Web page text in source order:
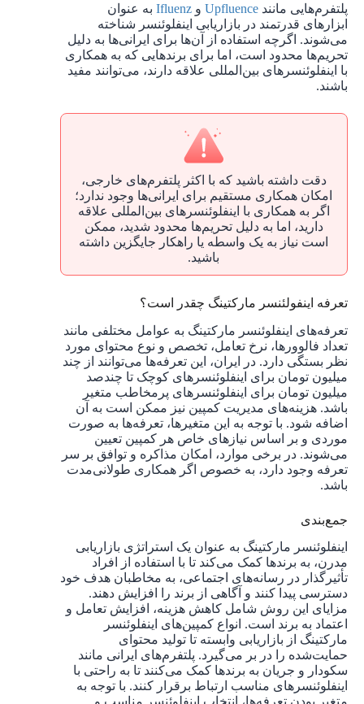
پلتفرم‌هایی مانند Upfluence و Ifluenz به عنوان
ابزارهای قدرتمند در بازاریابی اینفلوئنسر شناخته
می‌شوند. اگرچه استفاده از آن‌ها برای ایرانی‌ها به دلیل
تحریم‌ها محدود است، اما برای برندهایی که به همکاری
با اینفلوئنسرهای بین‌المللی علاقه دارند، می‌توانند مفید
باشند.
دقت داشته باشید که با اکثر پلتفرم‌های خارجی،
امکان همکاری مستقیم برای ایرانی‌ها وجود ندارد؛
اگر به همکاری با اینفلوئنسرهای بین‌المللی علاقه
دارید، اما به دلیل تحریم‌ها محدود شدید، ممکن
است نیاز به یک واسطه یا راهکار جایگزین داشته
باشید.
تعرفه اینفولئنسر مارکتینگ چقدر است؟
تعرفه‌های اینفلوئنسر مارکتینگ به عوامل مختلفی مانند
تعداد فالوورها، نرخ تعامل، تخصص و نوع محتوای مورد
نظر بستگی دارد. در ایران، این تعرفه‌ها می‌توانند از چند
میلیون تومان برای اینفلوئنسرهای کوچک تا چندصد
میلیون تومان برای اینفلوئنسرهای پرمخاطب متغیر
باشد. هزینه‌های مدیریت کمپین نیز ممکن است به آن
اضافه شود. با توجه به این متغیرها، تعرفه‌ها به صورت
موردی و بر اساس نیازهای خاص هر کمپین تعیین
می‌شوند. در برخی موارد، امکان مذاکره و توافق بر سر
تعرفه وجود دارد، به خصوص اگر همکاری طولانی‌مدت
باشد.
جمع‌بندی
اینفلوئنسر مارکتینگ به عنوان یک استراتژی بازاریابی
مدرن، به برندها کمک می‌کند تا با استفاده از افراد
تأثیرگذار در رسانه‌های اجتماعی، به مخاطبان هدف خود
دسترسی پیدا کنند و آگاهی از برند را افزایش دهند.
مزایای این روش شامل کاهش هزینه، افزایش تعامل و
اعتماد به برند است. انواع کمپین‌های اینفلوئنسر
مارکتینگ از بازاریابی وابسته تا تولید محتوای
حمایت‌شده را در بر می‌گیرد. پلتفرم‌های ایرانی مانند
سکودار و جریان به برندها کمک می‌کنند تا به راحتی با
اینفلوئنسرهای مناسب ارتباط برقرار کنند. با توجه به